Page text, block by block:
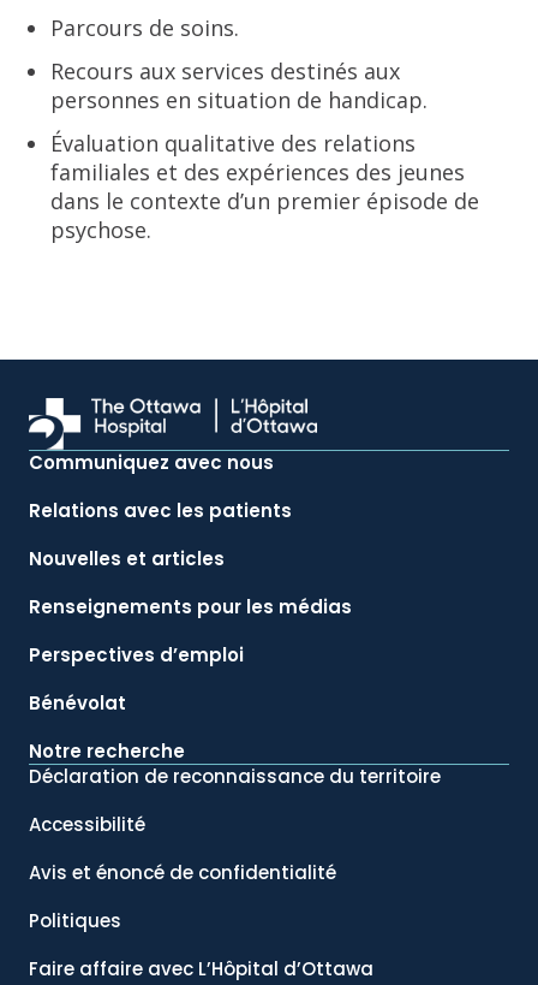
Parcours de soins.
Recours aux services destinés aux
personnes en situation de handicap.
Évaluation qualitative des relations
familiales et des expériences des jeunes
dans le contexte d’un premier épisode de
psychose.
Communiquez avec nous
Relations avec les patients
Nouvelles et articles
Renseignements pour les médias
Perspectives d’emploi
Bénévolat
Notre recherche
Déclaration de reconnaissance du territoire
Accessibilité
Avis et énoncé de confidentialité
Politiques
Faire affaire avec L’Hôpital d’Ottawa